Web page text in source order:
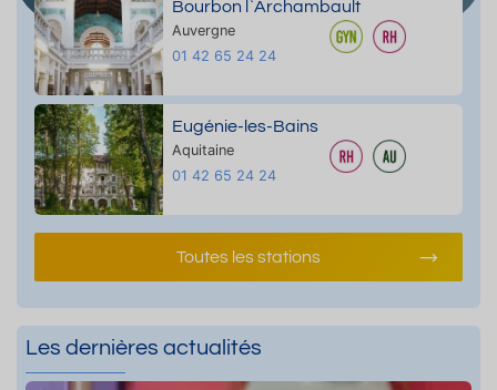
Bourbon l`Archambault
Auvergne
01 42 65 24 24
Eugénie-les-Bains
Aquitaine
01 42 65 24 24
Toutes les stations
Les dernières actualités